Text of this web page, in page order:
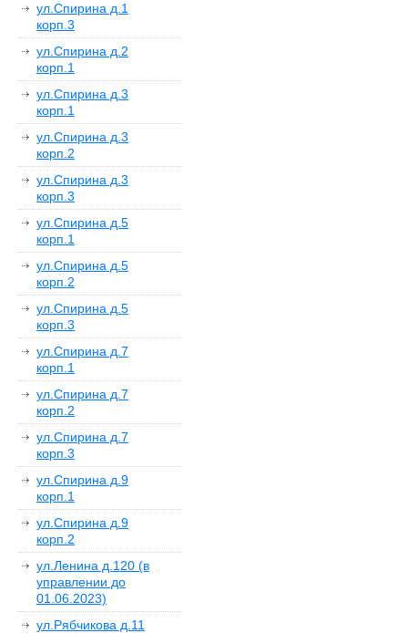
ул.Спирина д.1
корп.3
ул.Спирина д.2
корп.1
ул.Спирина д.3
корп.1
ул.Спирина д.3
корп.2
ул.Спирина д.3
корп.3
ул.Спирина д.5
корп.1
ул.Спирина д.5
корп.2
ул.Спирина д.5
корп.3
ул.Спирина д.7
корп.1
ул.Спирина д.7
корп.2
ул.Спирина д.7
корп.3
ул.Спирина д.9
корп.1
ул.Спирина д.9
корп.2
ул.Ленина д.120 (в
управлении до
01.06.2023)
ул.Рябчикова д.11